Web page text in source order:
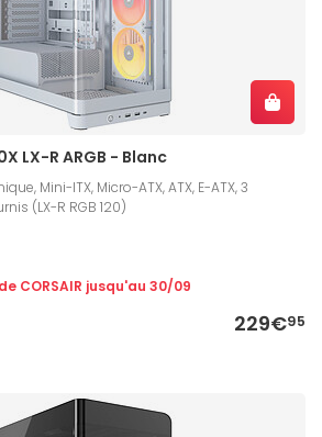
LX-R ARGB - Blanc
Mini-ITX, Micro-ATX, ATX, E-ATX, 3
(LX-R RGB 120)
CORSAIR jusqu'au 30/09
229€95